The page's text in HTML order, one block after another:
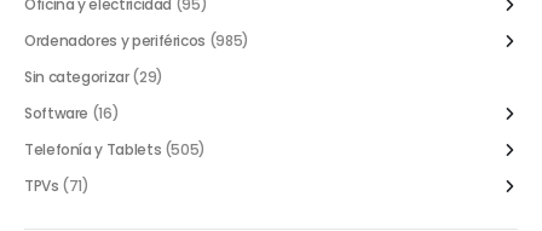
Oficina y electricidad (95)
Ordenadores y periféricos (985)
Sin categorizar(29)
Software (16)
Telefonía y Tablets (505)
TPVs (71)